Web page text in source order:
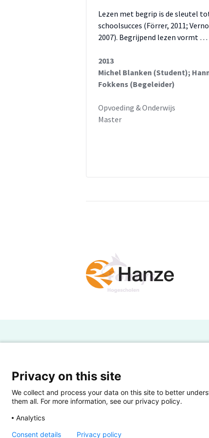
Resultaten
Methode
methode van dit moment,
aangezien deze methode
aandacht besteedt aan
samenwerkende
werktijd. Ook Nieuwsbegrip
en woordenschat.
leesonderwijs,blijken steeds
resultaten zijn bekeken
over 3 jaar.
maken met de inhoud van
echter mogelijk ook te
school sterk is aangescherpt.
gehad met betrekking tot
Lezen met begrip is de sleutel
schoolsucces (Förrer, 2011;
2007). Begrijpend lezen vormt …
2013
Michel Blanken (Student);
Fokkens (Begeleider)
Opvoeding & Onderwijs
Master
Powered by SURF
Privacy on this site
We collect and process your data on this site to better
them all. For more information, see our privacy policy.
Analytics
Consent details Privacy policy